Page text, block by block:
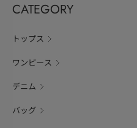
CATEGORY
トップス
ワンピース
デニム
バッグ